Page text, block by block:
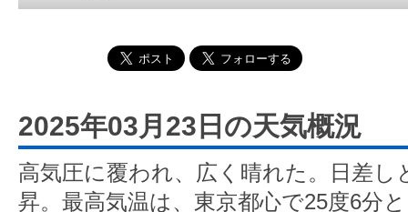
2025年03月23日の天気概況
高気圧に覆われ、広く晴れた。日差し
昇。最高気温は、東京都心で25度6分